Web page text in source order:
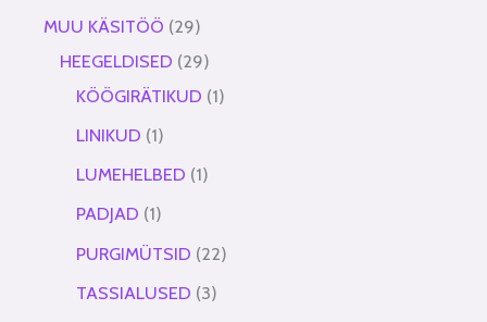
MUU KÄSITÖÖ 29
HEEGELDISED 29
KÖÖGIRÄTIKUD 1
LINIKUD 1
LUMEHELBED 1
PADJAD 1
PURGIMÜTSID 22
TASSIALUSED 3